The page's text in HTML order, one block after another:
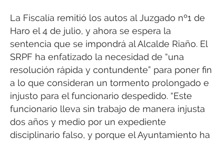
La Fiscalía remitió los autos al Juzgado nº1 de
Haro el 4 de julio, y ahora se espera la
sentencia que se impondrá al Alcalde Riaño. El
SRPF ha enfatizado la necesidad de “una
resolución rápida y contundente” para poner fin
a lo que consideran un tormento prolongado e
injusto para el funcionario despedido. “Este
funcionario lleva sin trabajo de manera injusta
dos años y medio por un expediente
disciplinario falso, y porque el Ayuntamiento ha